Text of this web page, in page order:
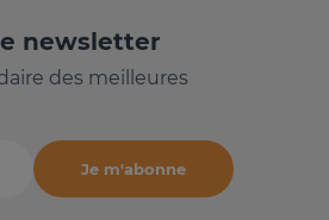
newsletter
des meilleures
Je m'abonne